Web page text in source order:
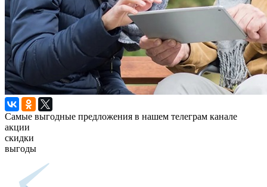
Самые выгодные предложения в нашем телеграм канале
акции
скидки
выгоды